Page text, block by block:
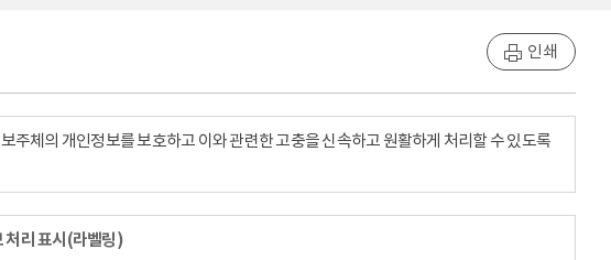
인쇄
체의 개인정보를 보호하고 이와 관련한 고충을 신속하고 원활하게 처리할 수 있도록
처리 표시(라벨링)